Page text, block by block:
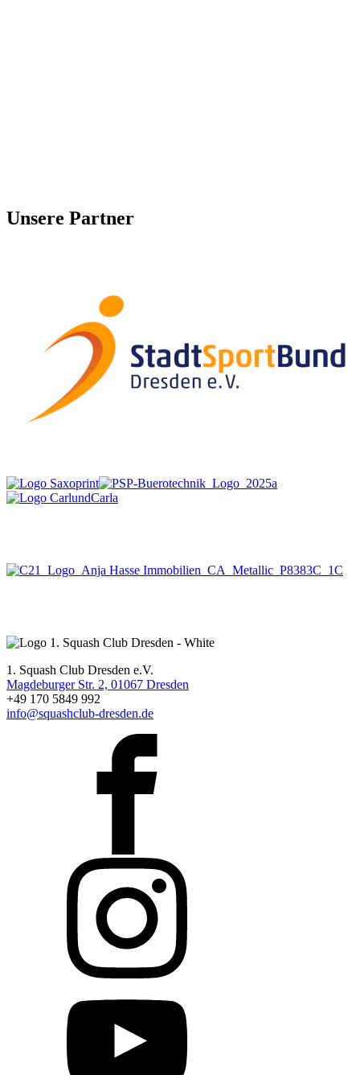
Unsere Partner
1. Squash Club Dresden e.V.
Magdeburger Str. 2, 01067 Dresden
+49 170 5849 992
info@squashclub-dresden.de